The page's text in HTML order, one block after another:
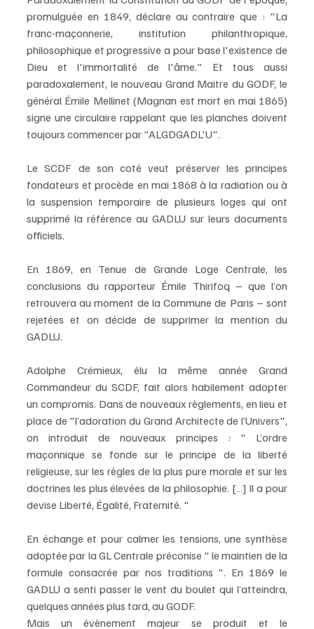
promulguée en 1849, déclare au contraire que : "La
franc-maçonnerie, institution philanthropique,
philosophique et progressive a pour base l'existence de
Dieu et l'immortalité de l'âme." Et tous aussi
paradoxalement, le nouveau Grand Maitre du GODF, le
général Émile Mellinet (Magnan est mort en mai 1865)
signe une circulaire rappelant que les planches doivent
toujours commencer par "ALGDGADL'U".
Le SCDF de son coté veut préserver les principes
fondateurs et procède en mai 1868 à la radiation ou à
la suspension temporaire de plusieurs loges qui ont
supprimé la référence au GADLU sur leurs documents
officiels.
En 1869, en Tenue de Grande Loge Centrale, les
conclusions du rapporteur Émile Thirifoq – que l’on
retrouvera au moment de la Commune de Paris – sont
rejetées et on décide de supprimer la mention du
GADLU.
Adolphe Crémieux, élu la même année Grand
Commandeur du SCDF, fait alors habilement adopter
un compromis. Dans de nouveaux règlements, en lieu et
place de "l’adoration du Grand Architecte de l’Univers",
on introduit de nouveaux principes : " L’ordre
maçonnique se fonde sur le principe de la liberté
religieuse, sur les règles de la plus pure morale et sur les
doctrines les plus élevées de la philosophie. […] Il a pour
devise Liberté, Égalité, Fraternité. "
En échange et pour calmer les tensions, une synthèse
adoptée par la GL Centrale préconise " le maintien de la
formule consacrée par nos traditions ". En 1869 le
GADLU a senti passer le vent du boulet qui l’atteindra,
quelques années plus tard, au GODF.
Mais un évènement majeur se produit et le